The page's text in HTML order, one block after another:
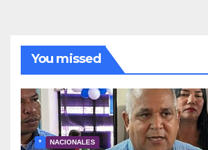
You missed
* NACIONALES